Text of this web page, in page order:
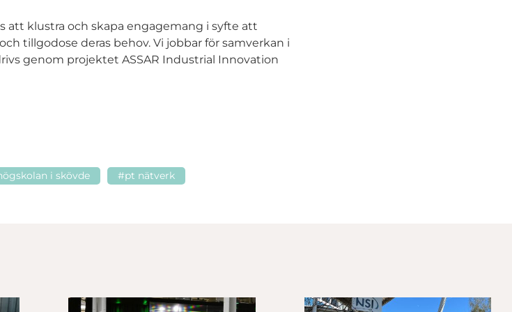
att klustra och skapa engagemang i syfte att
tillgodose deras behov. Vi jobbar för samverkan i
genom projektet ASSAR Industrial Innovation
i skövde #pt nätverk